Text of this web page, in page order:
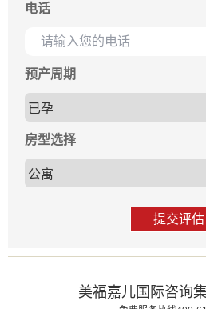
电话
预产周期
房型选择
提交评估
美福嘉儿国际咨询